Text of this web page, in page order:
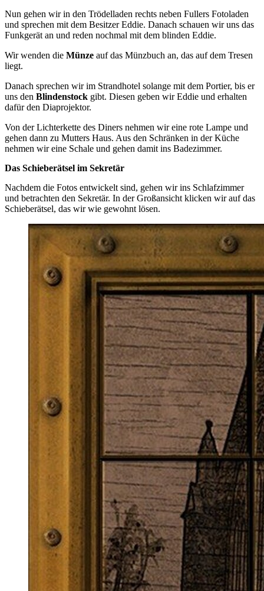
Nun gehen wir in den Trödelladen rechts neben Fullers Fotoladen
und sprechen mit dem Besitzer Eddie. Danach schauen wir uns das
Funkgerät an und reden nochmal mit dem blinden Eddie.
Wir wenden die Münze auf das Münzbuch an, das auf dem Tresen
liegt.
Danach sprechen wir im Strandhotel solange mit dem Portier, bis er
uns den Blindenstock gibt. Diesen geben wir Eddie und erhalten
dafür den Diaprojektor.
Von der Lichterkette des Diners nehmen wir eine rote Lampe und
gehen dann zu Mutters Haus. Aus den Schränken in der Küche
nehmen wir eine Schale und gehen damit ins Badezimmer.
Das Schieberätsel im Sekretär
Nachdem die Fotos entwickelt sind, gehen wir ins Schlafzimmer
und betrachten den Sekretär. In der Großansicht klicken wir auf das
Schieberätsel, das wir wie gewohnt lösen.